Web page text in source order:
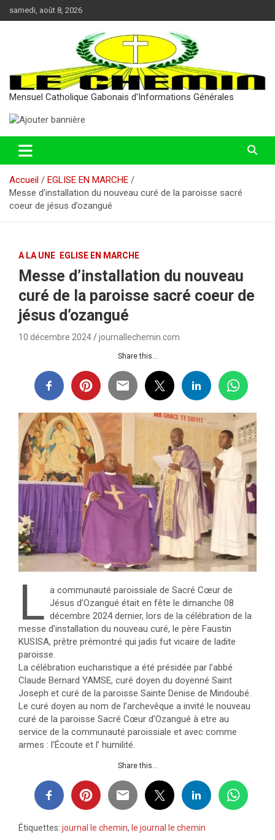
au
samedi, août 8, 2026
Mensuel Catholique Gabonais d'Informations Générales
Accueil
EGLISE EN MARCHE
Messe d’installation du nouveau curé de la paroisse sacré
coeur de jésus d’ozangué
A LA UNE EGLISE EN MARCHE
Messe d’installation du nouveau
curé de la paroisse sacré coeur de
jésus d’ozangué
10 décembre 2024 journallechemin.com
Share this...
L a communauté paroissiale de Sacré Cœur de
Jésus d’Ozangué était en fête le dimanche 08
décembre 2024 dernier, lors de la célébration de la
messe d’installation du nouveau curé, le père Faustin
KUSISA, prêtre prémontré qui jadis fut vicaire de ladite
paroisse.
La célébration eucharistique a été présidée par l’abbé
Claude Bernard YAMSE, curé doyen du doyenné Saint
Joseph et curé de la paroisse Sainte Denise de Mindoubé.
Le curé doyen au nom de l’archevêque a invité le nouveau
curé de la paroisse Sacré Cœur d’Ozangué à etre au
service de la communauté paroissiale et avec comme
armes : l’Écoute et l’ humilité.
Share this...
Étiquettes: journal le chemin, le journal le chemin